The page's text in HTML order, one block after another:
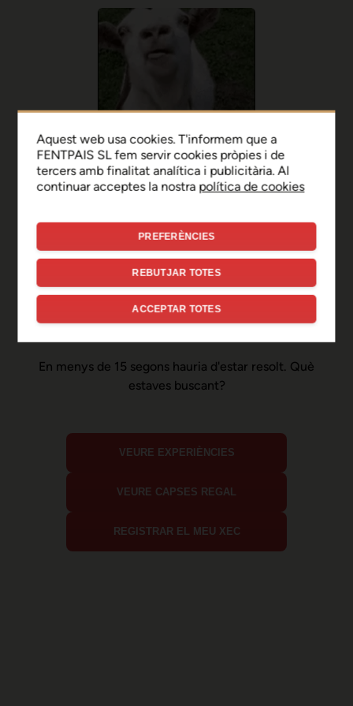
Ep, disculpa!
Sembla que hi ha hagut un
error de connexió temporal
En menys de 15 segons hauria d'estar resolt. Què
estaves buscant?
VEURE EXPERIÈNCIES
VEURE CAPSES REGAL
REGISTRAR EL MEU XEC
Aquest web usa cookies. T'informem que a
FENTPAIS SL fem servir cookies pròpies i de
tercers amb finalitat analítica i publicitària. Al
continuar acceptes la nostra política de cookies
PREFERÈNCIES
REBUTJAR TOTES
ACCEPTAR TOTES